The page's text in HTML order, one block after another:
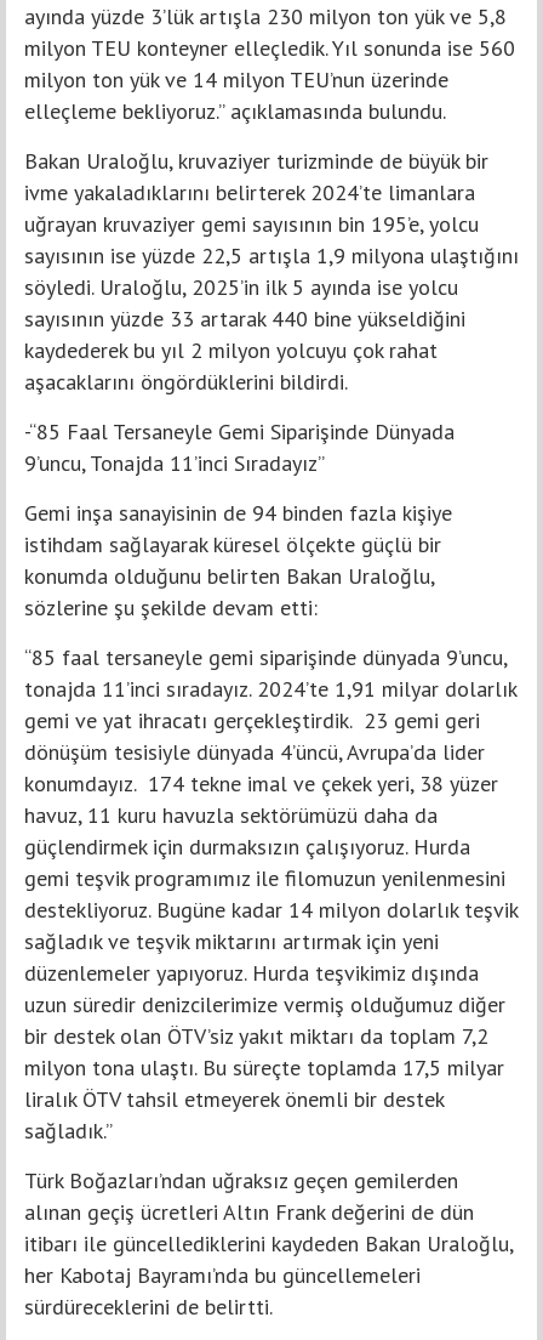
ayında yüzde 3’lük artışla 230 milyon ton yük ve 5,8
milyon TEU konteyner elleçledik. Yıl sonunda ise 560
milyon ton yük ve 14 milyon TEU’nun üzerinde
elleçleme bekliyoruz.” açıklamasında bulundu.
Bakan Uraloğlu, kruvaziyer turizminde de büyük bir
ivme yakaladıklarını belirterek 2024’te limanlara
uğrayan kruvaziyer gemi sayısının bin 195’e, yolcu
sayısının ise yüzde 22,5 artışla 1,9 milyona ulaştığını
söyledi. Uraloğlu, 2025’in ilk 5 ayında ise yolcu
sayısının yüzde 33 artarak 440 bine yükseldiğini
kaydederek bu yıl 2 milyon yolcuyu çok rahat
aşacaklarını öngördüklerini bildirdi.
-“85 Faal Tersaneyle Gemi Siparişinde Dünyada
9’uncu, Tonajda 11’inci Sıradayız”
Gemi inşa sanayisinin de 94 binden fazla kişiye
istihdam sağlayarak küresel ölçekte güçlü bir
konumda olduğunu belirten Bakan Uraloğlu,
sözlerine şu şekilde devam etti:
“85 faal tersaneyle gemi siparişinde dünyada 9’uncu,
tonajda 11’inci sıradayız. 2024’te 1,91 milyar dolarlık
gemi ve yat ihracatı gerçekleştirdik. 23 gemi geri
dönüşüm tesisiyle dünyada 4’üncü, Avrupa’da lider
konumdayız. 174 tekne imal ve çekek yeri, 38 yüzer
havuz, 11 kuru havuzla sektörümüzü daha da
güçlendirmek için durmaksızın çalışıyoruz. Hurda
gemi teşvik programımız ile filomuzun yenilenmesini
destekliyoruz. Bugüne kadar 14 milyon dolarlık teşvik
sağladık ve teşvik miktarını artırmak için yeni
düzenlemeler yapıyoruz. Hurda teşvikimiz dışında
uzun süredir denizcilerimize vermiş olduğumuz diğer
bir destek olan ÖTV’siz yakıt miktarı da toplam 7,2
milyon tona ulaştı. Bu süreçte toplamda 17,5 milyar
liralık ÖTV tahsil etmeyerek önemli bir destek
sağladık.”
Türk Boğazları’ndan uğraksız geçen gemilerden
alınan geçiş ücretleri Altın Frank değerini de dün
itibarı ile güncellediklerini kaydeden Bakan Uraloğlu,
her Kabotaj Bayramı’nda bu güncellemeleri
sürdüreceklerini de belirtti.